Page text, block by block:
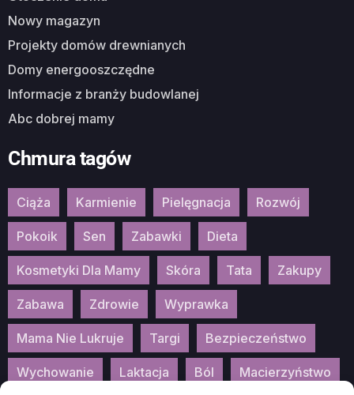
Nowy magazyn
Projekty domów drewnianych
Domy energooszczędne
Informacje z branży budowlanej
Abc dobrej mamy
Chmura tagów
Ciąża Karmienie Pielęgnacja Rozwój
Pokoik Sen Zabawki Dieta
Kosmetyki Dla Mamy Skóra Tata Zakupy
Zabawa Zdrowie Wyprawka
Mama Nie Lukruje Targi Bezpieczeństwo
Wychowanie Laktacja Ból Macierzyństwo